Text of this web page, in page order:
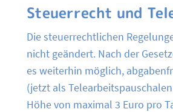
Steuerrecht und
Die steuerrechtlichen
nicht geändert. Nach der
es weiterhin möglich,
(jetzt als
Höhe von maximal 3 Euro pro